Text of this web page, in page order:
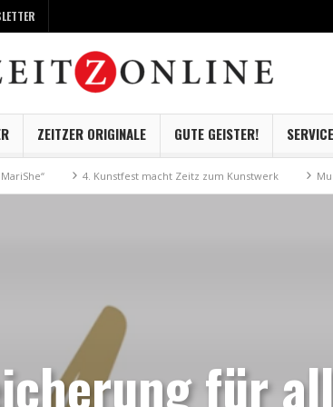
ZEITZER ORIGINALE GUTE GEISTER! SERVICE
4. Kunstfest macht Zeitz zum Kunstwerk Museum
für